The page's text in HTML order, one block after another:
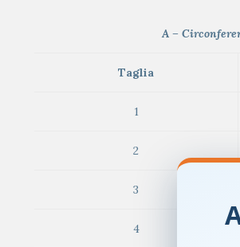
A –
Taglia
1
2
3
4